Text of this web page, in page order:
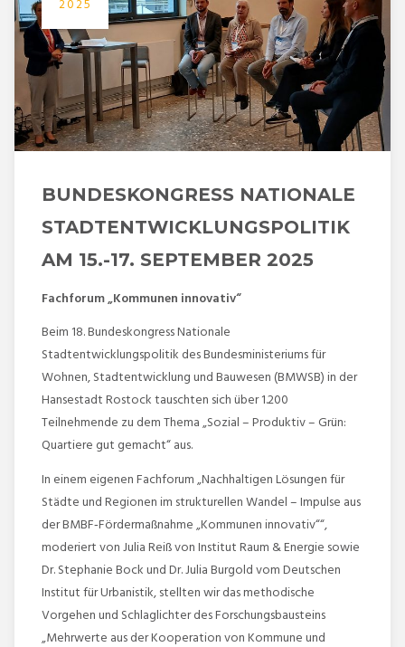
2025
BUNDESKONGRESS NATIONALE
STADTENTWICKLUNGSPOLITIK
AM 15.-17. SEPTEMBER 2025
Fachforum „Kommunen innovativ“
Beim 18. Bundeskongress Nationale
Stadtentwicklungspolitik des Bundesministeriums für
Wohnen, Stadtentwicklung und Bauwesen (BMWSB) in der
Hansestadt Rostock tauschten sich über 1.200
Teilnehmende zu dem Thema „Sozial – Produktiv – Grün:
Quartiere gut gemacht“ aus.
In einem eigenen Fachforum „Nachhaltigen Lösungen für
Städte und Regionen im strukturellen Wandel – Impulse aus
der BMBF‑Fördermaßnahme „Kommunen innovativ““,
moderiert von Julia Reiß von Institut Raum & Energie sowie
Dr. Stephanie Bock und Dr. Julia Burgold vom Deutschen
Institut für Urbanistik, stellten wir das methodische
Vorgehen und Schlaglichter des Forschungsbausteins
„Mehrwerte aus der Kooperation von Kommune und